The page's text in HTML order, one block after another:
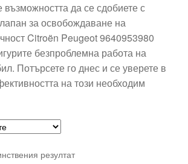
възможността да се сдобиете с
за освобождаване на
Citroën Peugeot 9640953980
безпроблемна работа на
Потърсете го днес и се уверете в
на този необходим
резултат